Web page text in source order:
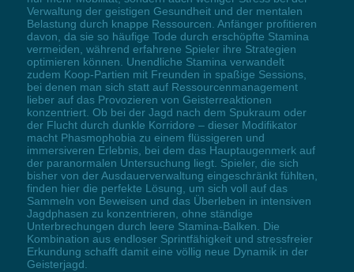
Verwaltung der geistigen Gesundheit und der mentalen
Belastung durch knappe Ressourcen. Anfänger profitieren
davon, da sie so häufige Tode durch erschöpfte Stamina
vermeiden, während erfahrene Spieler ihre Strategien
optimieren können. Unendliche Stamina verwandelt
zudem Koop-Partien mit Freunden in spaßige Sessions,
bei denen man sich statt auf Ressourcenmanagement
lieber auf das Provozieren von Geisterreaktionen
konzentriert. Ob bei der Jagd nach dem Spukraum oder
der Flucht durch dunkle Korridore – dieser Modifikator
macht Phasmophobia zu einem flüssigeren und
immersiveren Erlebnis, bei dem das Hauptaugenmerk auf
der paranormalen Untersuchung liegt. Spieler, die sich
bisher von der Ausdauerverwaltung eingeschränkt fühlten,
finden hier die perfekte Lösung, um sich voll auf das
Sammeln von Beweisen und das Überleben in intensiven
Jagdphasen zu konzentrieren, ohne ständige
Unterbrechungen durch leere Stamina-Balken. Die
Kombination aus endloser Sprintfähigkeit und stressfreier
Erkundung schafft damit eine völlig neue Dynamik in der
Geisterjagd.